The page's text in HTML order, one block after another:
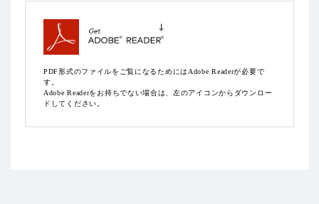
PDF形式のファイルをご覧になるためにはAdobe Readerが必要で
す。
Adobe Readerをお持ちでない場合は、左のアイコンからダウンロー
ドしてください。